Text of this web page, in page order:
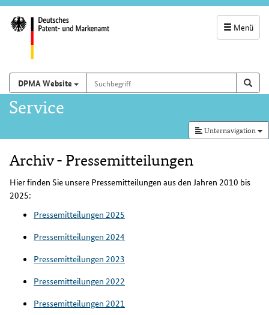
Menü
und
Suchfeld
Suchen auf
DPMA Website Suchbegriff
Hauptnavigation
Service
Unternavigation
Archiv - Pressemitteilungen
Hier finden Sie unsere Pressemitteilungen aus den Jahren 2010 bis
2025:
Pressemitteilungen 2025
Pressemitteilungen 2024
Pressemitteilungen 2023
Pressemitteilungen 2022
Pressemitteilungen 2021